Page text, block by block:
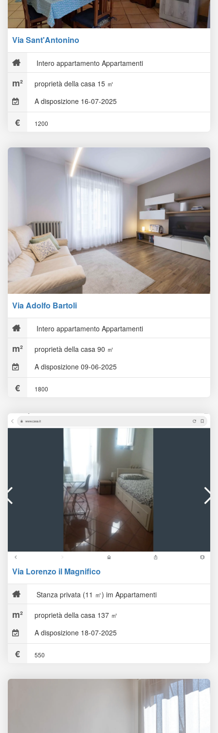
Via Sant'Antonino
Intero appartamento Appartamenti
proprietà della casa 15 ㎡
A disposizione 16-07-2025
1200
Via Adolfo Bartoli
Intero appartamento Appartamenti
proprietà della casa 90 ㎡
A disposizione 09-06-2025
1800
Via Lorenzo il Magnifico
Stanza privata (11 ㎡) im Appartamenti
proprietà della casa 137 ㎡
A disposizione 18-07-2025
550